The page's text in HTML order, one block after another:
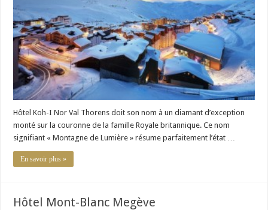
Thorens
Hôtel Koh-I Nor Val Thorens doit son nom à un diamant d’exception
monté sur la couronne de la famille Royale britannique. Ce nom
signifiant « Montagne de Lumière » résume parfaitement l’état …
En savoir plus »
Hôtel Mont-Blanc Megève